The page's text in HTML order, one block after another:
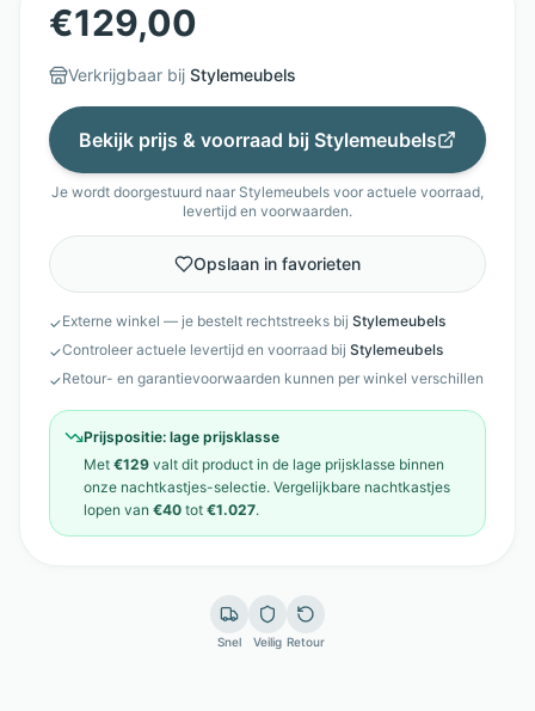
€129,00
Verkrijgbaar bij Stylemeubels
Bekijk prijs & voorraad bij Stylemeubels
Je wordt doorgestuurd naar Stylemeubels voor actuele voorraad,
levertijd en voorwaarden.
Opslaan in favorieten
✓Externe winkel — je bestelt rechtstreeks bij Stylemeubels
✓Controleer actuele levertijd en voorraad bij Stylemeubels
✓Retour- en garantievoorwaarden kunnen per winkel verschillen
Prijspositie: lage prijsklasse
Met €129 valt dit product in de lage prijsklasse binnen
onze nachtkastjes-selectie. Vergelijkbare nachtkastjes
lopen van €40 tot €1.027.
Snel Veilig Retour